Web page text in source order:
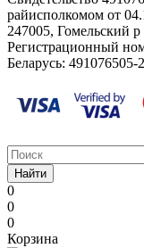
райисполкомом от
247005, Гомельский
Регистрационный
Беларусь: ‎491076505-
Найти
0
0
0
Корзина